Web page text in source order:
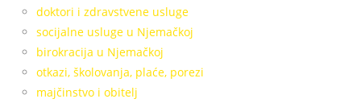
doktori i zdravstvene usluge
socijalne usluge u Njemačkoj
birokracija u Njemačkoj
otkazi, školovanja, plaće, porezi
majčinstvo i obitelj